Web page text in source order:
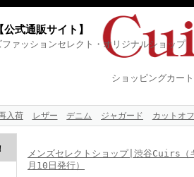
式通販サイト】
ァッションセレクト・オリジナルショップ
ショッピングカート
入荷 レザー デニム ジャガード カットオフ
メンズセレクトショップ|渋谷Cuirs（
月10日発行）